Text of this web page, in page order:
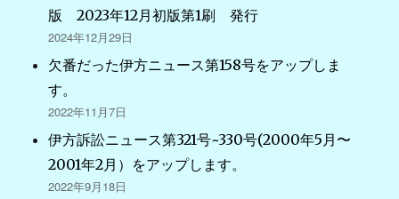
版 2023年12月初版第1刷 発行
2024年12月29日
欠番だった伊方ニュース第158号をアップしま
す。
2022年11月7日
伊方訴訟ニュース第321号~330号(2000年5月〜
2001年2月）をアップします。
2022年9月18日